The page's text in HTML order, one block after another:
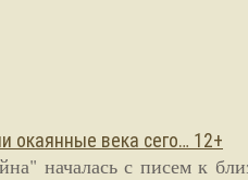
окаянные века сего… 12+
началась с писем к